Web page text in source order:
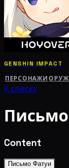
GENSHIN IMPACT
ПЕРСОНАЖИ
К списку
Content
Письмо Фатуи